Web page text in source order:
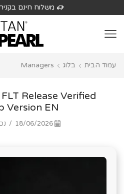
לֵב:
בְּאֲתָר
מַעֲרֶכֶת
משלוח חינם בקניה
עמוד הבית בלוג Managers
Release Verified
Version EN
18/06/2026
/